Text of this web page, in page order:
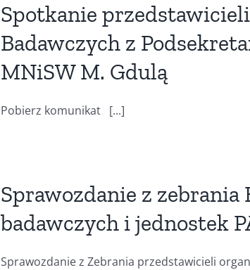
Spotkanie
Badawczych z
MNiSW M. Gdulą
Pobierz komunikat [...]
Sprawozdanie z
badawczych i jednostek
Sprawozdanie z Zebrania przedstawicieli